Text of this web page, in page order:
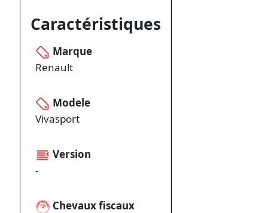
Caractéristiques
Marque
Renault
Modele
Vivasport
Version
-
Chevaux fiscaux